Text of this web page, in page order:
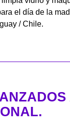
el día de la
/ Chile.